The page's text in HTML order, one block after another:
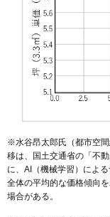
51 中種足
52 道地
53
中渡
58 芋茎
59
※水谷昂太郎氏（都市空
移は、国土交通省の「不
に、AI（機械学習）によ
全体の平均的な価格傾向
場合がある。